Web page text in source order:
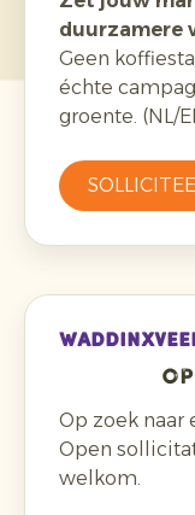
duurzamere
Geen
échte
groente. (NL/
Op zoek naar
Open
welkom.